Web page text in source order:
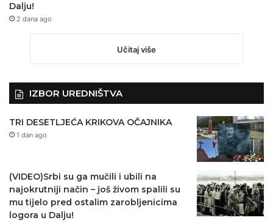
Dalju!
2 dana ago
Učitaj više
IZBOR UREDNIŠTVA
TRI DESETLJEĆA KRIKOVA OČAJNIKA
1 dan ago
(VIDEO)Srbi su ga mučili i ubili na
najokrutniji način – još živom spalili su
mu tijelo pred ostalim zarobljenicima
logora u Dalju!